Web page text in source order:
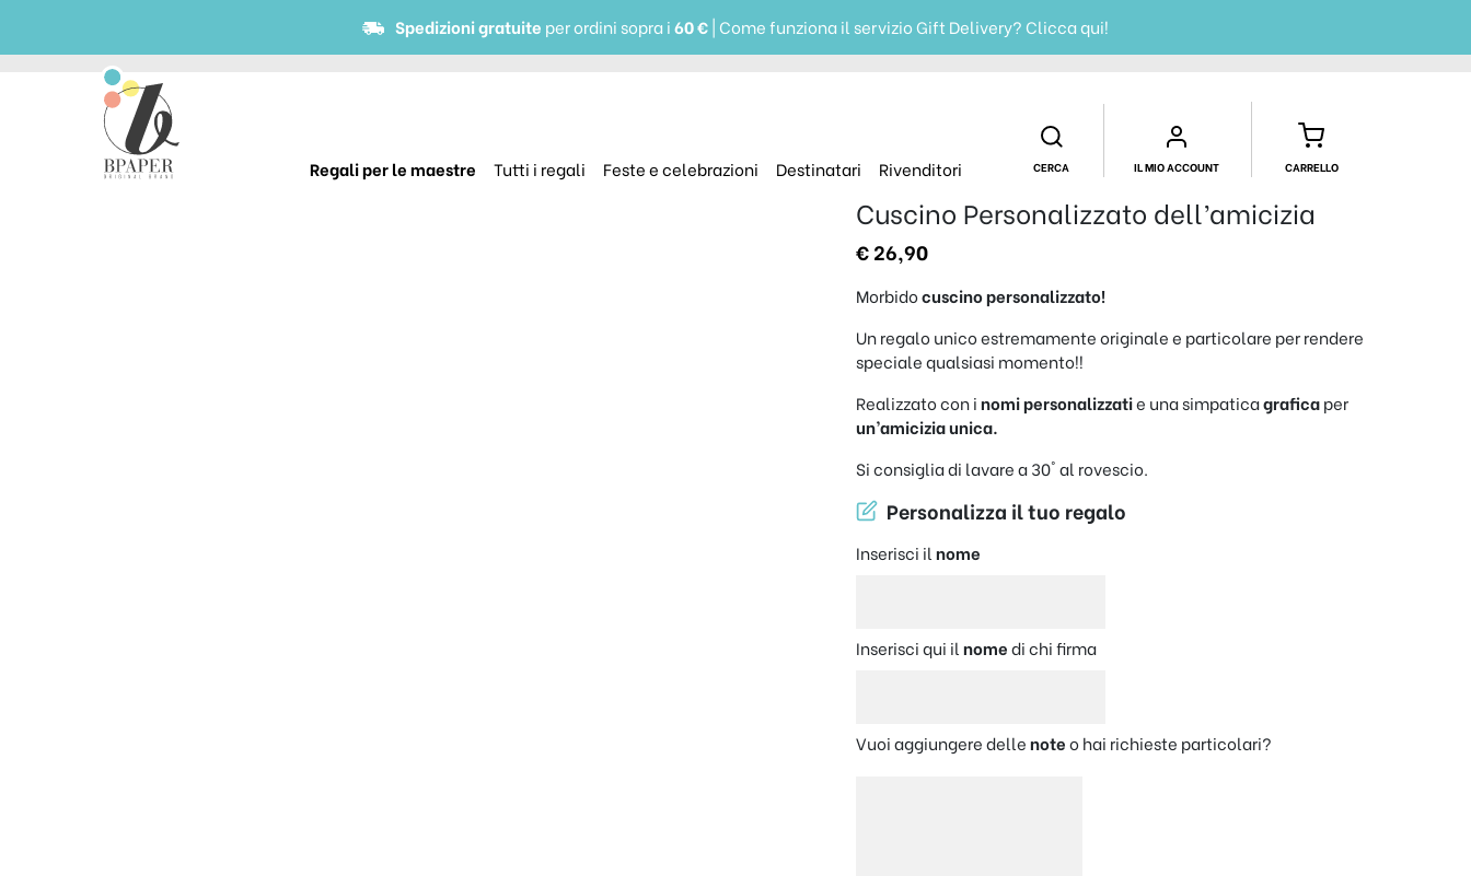
Spedizioni gratuite per ordini sopra i60 €| Come funziona il servizio Gift Delivery? Clicca qui!
Regali per le maestre Tutti i regali Feste e celebrazioni Destinatari Rivenditori CERCA IL MIO ACCOUNT CARRELLO
Cuscino Personalizzato dell’amicizia
€26,90
Morbidocuscino personalizzato!
Un regalo unico estremamente originale e particolare per rendere
speciale qualsiasi momento!!
Realizzato con inomi personalizzatie una simpaticagraficaper
un’amicizia unica.
Si consiglia di lavare a 30° al rovescio.
Personalizza il tuo regalo
Inserisci ilnome
Inserisci qui ilnomedi chi firma
Vuoi aggiungere dellenoteo hai richieste particolari?